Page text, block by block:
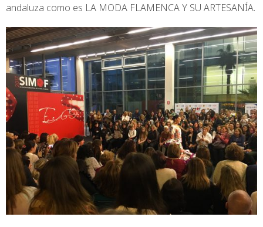
andaluza como es LA MODA FLAMENCA Y SU ARTESANÍA.